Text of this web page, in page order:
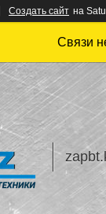
Создать сайт на
Связи